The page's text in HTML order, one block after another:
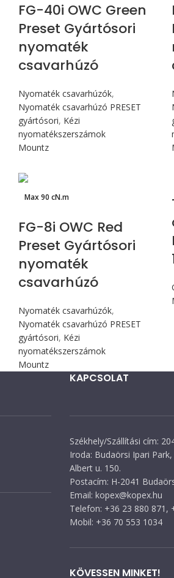
FG-40i OWC Green
Preset Gyártósori
nyomaték
csavarhúzó
Nyomaték csavarhúzók,
Nyomaték csavarhúzó PRESET
gyártósori, Kézi
nyomatékszerszámok
Mountz
Max 90 cN.m
FG-8i OWC Red
Preset Gyártósori
nyomaték
csavarhúzó
Nyomaték csavarhúzók,
Nyomaték csavarhúzó PRESET
gyártósori, Kézi
nyomatékszerszámok
Mountz
KAPCSOLAT
Székhely/Szállítási cím:
Iroda: Budaörsi Ipari
Albert u. 150.
Postacím: H-2041
Email: kopex@kopex.hu
Telefon: +36 23 880 871,
Mobil: +36 70 553 1034
KÖVESSEN MINKET!